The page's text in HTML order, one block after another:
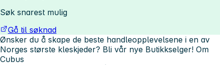
Søk snarest mulig
Gå til søknad
Ønsker du å skape de beste handleopplevelsene i en av
Norges største kleskjeder? Bli vår nye Butikkselger! Om
Cubus